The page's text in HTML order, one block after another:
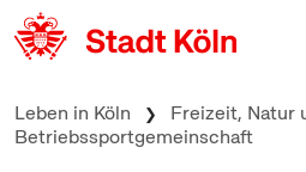
zum Inhalt springen
Leben in Köln
Freizeit, Natur
Betriebssportgemeinschaft